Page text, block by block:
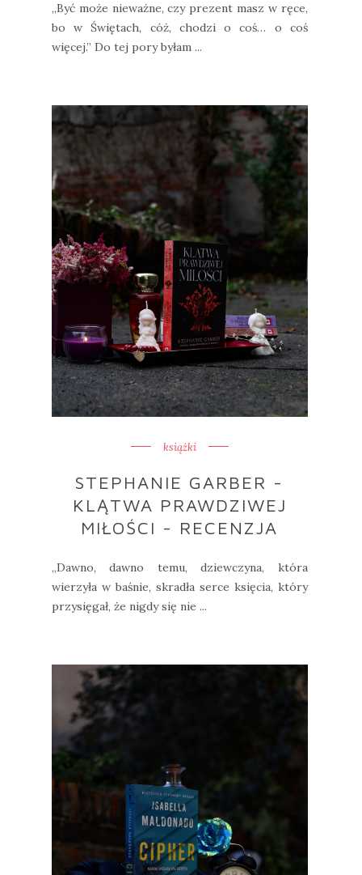
„Być może nieważne, czy prezent masz w ręce,
bo w Świętach, cóż, chodzi o coś… o coś
więcej.” Do tej pory byłam ...
książki
STEPHANIE GARBER -
KLĄTWA PRAWDZIWEJ
MIŁOŚCI - RECENZJA
„Dawno, dawno temu, dziewczyna, która
wierzyła w baśnie, skradła serce księcia, który
przysięgał, że nigdy się nie ...